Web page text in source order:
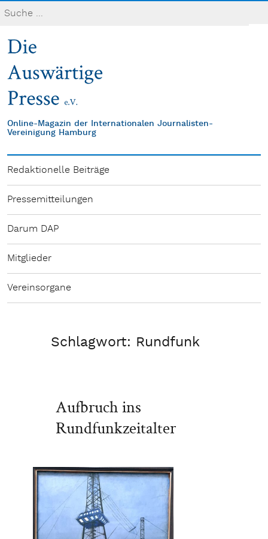
Online-Magazin der Internationalen Journalisten-
Vereinigung Hamburg
Redaktionelle Beiträge
Pressemitteilungen
Darum DAP
Mitglieder
Vereinsorgane
Schlagwort: Rundfunk
Aufbruch ins
Rundfunkzeitalter